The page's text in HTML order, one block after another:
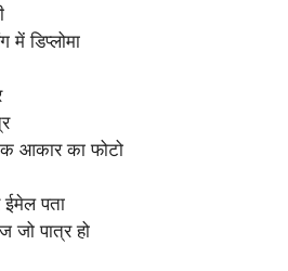
में डिप्लोमा
आकार का फोटो
ईमेल पता
जो पात्र हो